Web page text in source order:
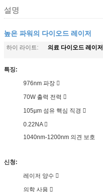
설명
높은 파워의 다이오드 레이저
하이 라이트: 의료 다이오드 레이저
특징:
976nm 파장 
70W 출력 전력 
105µm 섬유 핵심 직경 
0.22NA 
1040nm-1200nm 의견 보호
신청:
레이저 양수 
의학 사용 